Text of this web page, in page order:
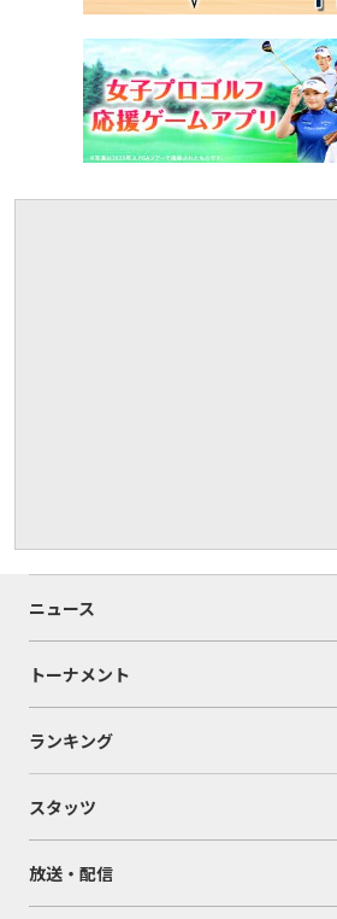
ニュース
トーナメント
ランキング
スタッツ
放送・配信